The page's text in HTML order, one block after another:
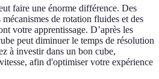
faire une énorme différence. Des
de rotation fluides et des
votre apprentissage. D’après les
peut diminuer le temps de résolution
à investir dans un bon cube,
afin d'optimiser votre expérience